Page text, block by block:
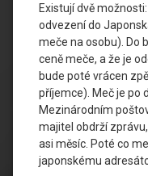
Existují dvě
odvezení do
meče na osobu). Do
ceně meče, a že je
bude poté vrácen
příjemce). Meč je po
Mezinárodním
majitel obdrží
asi měsíc. Poté co
japonskému